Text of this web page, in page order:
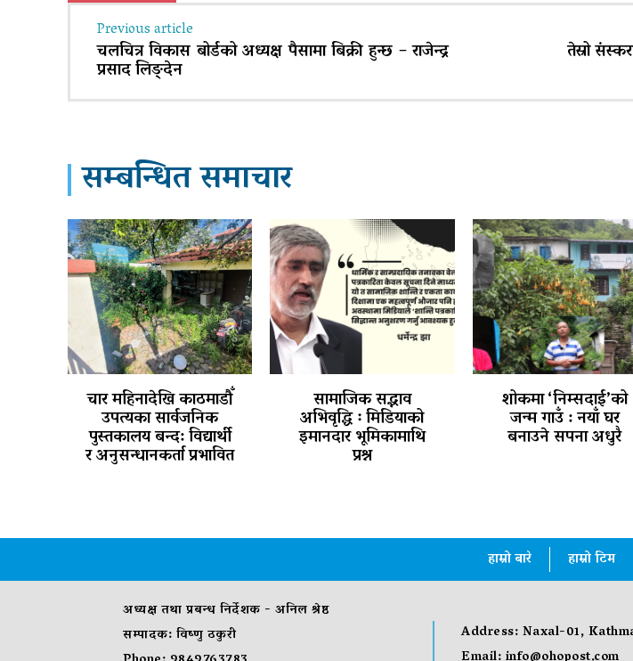
Previous article
चलचित्र विकास बोर्डको अध्यक्ष पैसामा बिक्री हुन्छ – राजेन्द्र
प्रसाद लिङ्देन
तेस्रो
सम्बन्धित समाचार
चार महिनादेखि काठमाडौँ
उपत्यका सार्वजनिक
पुस्तकालय बन्द: विद्यार्थी
र अनुसन्धानकर्ता प्रभावित
सामाजिक सद्भाव
अभिवृद्धि ः मिडियाको
इमानदार भूमिकामाथि
प्रश्न
शोकमा ‘निम्सदाई’को
जन्म गाउँ : नयाँ घर
बनाउने सपना अधुरै
हाम्रो बारे हाम्रो टिम
अध्यक्ष तथा प्रबन्ध निर्देशक - अनिल श्रेष्ठ
सम्पादक: विष्णु ठकुरी
Address: Naxal-01,